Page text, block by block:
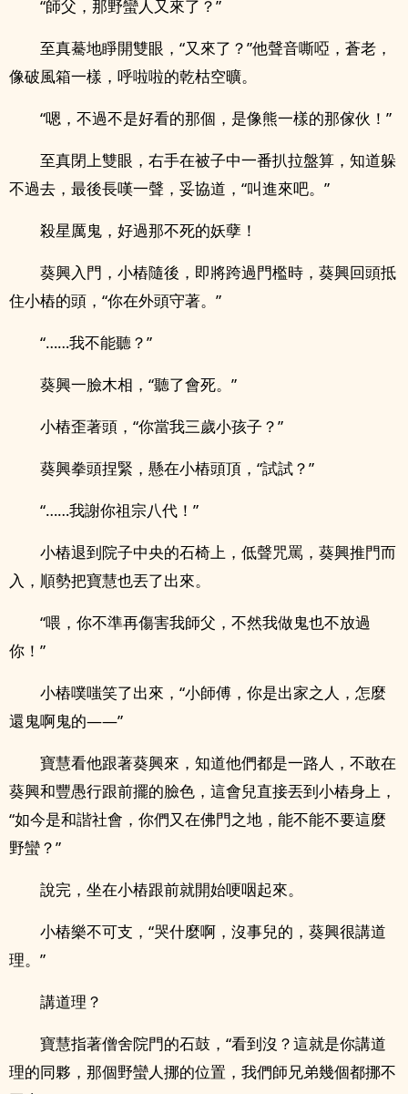
“師父，那野蠻人又來了？”
至真驀地睜開雙眼，“又來了？”他聲音嘶啞，蒼老，
像破風箱一樣，呼啦啦的乾枯空曠。
“嗯，不過不是好看的那個，是像熊一樣的那傢伙！”
至真閉上雙眼，右手在被子中一番扒拉盤算，知道躲
不過去，最後長嘆一聲，妥協道，“叫進來吧。”
殺星厲鬼，好過那不死的妖孽！
葵興入門，小樁隨後，即將跨過門檻時，葵興回頭抵
住小樁的頭，“你在外頭守著。”
“……我不能聽？”
葵興一臉木相，“聽了會死。”
小樁歪著頭，“你當我三歲小孩子？”
葵興拳頭捏緊，懸在小樁頭頂，“試試？”
“……我謝你祖宗八代！”
小樁退到院子中央的石椅上，低聲咒罵，葵興推門而
入，順勢把寶慧也丟了出來。
“喂，你不準再傷害我師父，不然我做鬼也不放過
你！”
小樁噗嗤笑了出來，“小師傅，你是出家之人，怎麼
還鬼啊鬼的——”
寶慧看他跟著葵興來，知道他們都是一路人，不敢在
葵興和豐愚行跟前擺的臉色，這會兒直接丟到小樁身上，
“如今是和諧社會，你們又在佛門之地，能不能不要這麼
野蠻？”
說完，坐在小樁跟前就開始哽咽起來。
小樁樂不可支，“哭什麼啊，沒事兒的，葵興很講道
理。”
講道理？
寶慧指著僧舍院門的石鼓，“看到沒？這就是你講道
理的同夥，那個野蠻人挪的位置，我們師兄弟幾個都挪不